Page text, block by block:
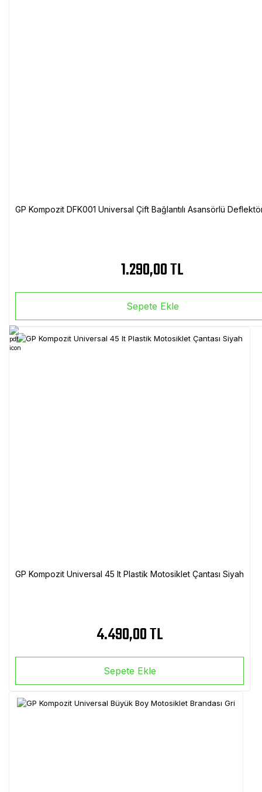
GP Kompozit DFK001 Universal Çift Bağlantılı Asansörlü
1.290,00 TL
Sepete Ekle
GP Kompozit Universal 45 lt Plastik Motosiklet Çantası Siyah
4.490,00 TL
Sepete Ekle